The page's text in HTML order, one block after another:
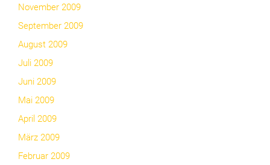
November 2009
September 2009
August 2009
Juli 2009
Juni 2009
Mai 2009
April 2009
März 2009
Februar 2009